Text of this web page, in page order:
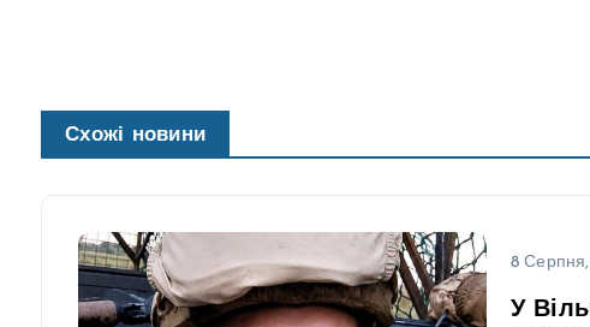
Схожі новини
8
У